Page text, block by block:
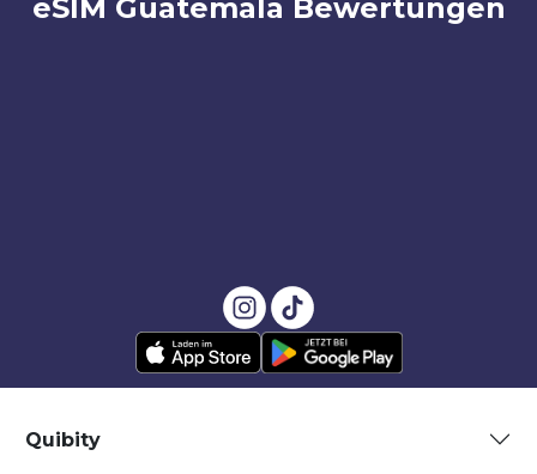
eSIM Guatemala Bewertungen
Quibity